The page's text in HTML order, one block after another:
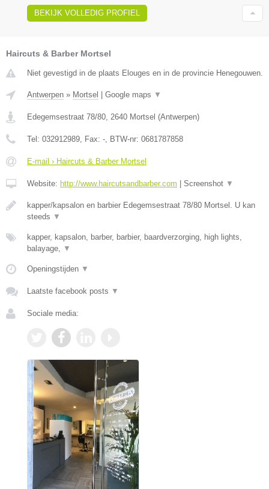
BEKIJK VOLLEDIG PROFIEL
Haircuts & Barber Mortsel
Niet gevestigd in de plaats Elouges en in de provincie Henegouwen.
Antwerpen » Mortsel Google maps ▼
Edegemsestraat 78/80, 2640 Mortsel (Antwerpen)
Tel: 032912989, Fax: -, BTW-nr: 0681787858
E-mail › Haircuts & Barber Mortsel
Website: http://www.haircutsandbarber.com Screenshot ▼
kapper/kapsalon en barbier Edegemsestraat 78/80 Mortsel. U kan
steeds ▼
kapper, kapsalon, barber, barbier, baardverzorging, high lights,
balayage, ▼
Openingstijden ▼
Laatste facebook posts ▼
Sociale media: